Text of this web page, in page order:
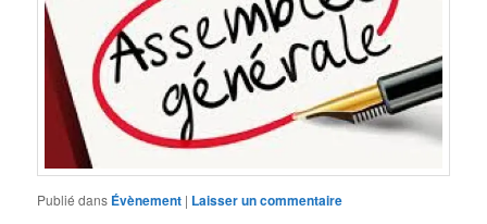
Publié dans Évènement | Laisser un commentaire